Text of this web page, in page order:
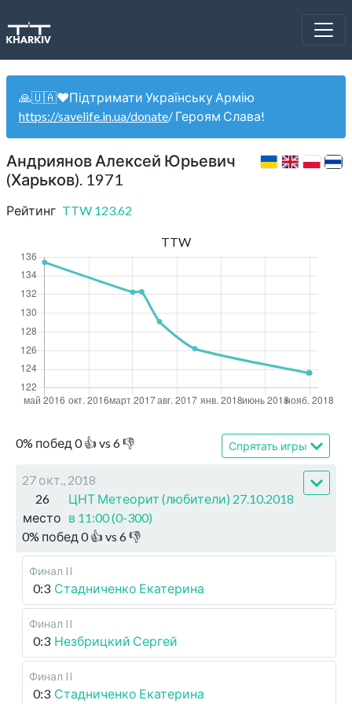
🙏🇺🇦❤️Підтримати Українську Армію
https://savelife.in.ua/donate/ Героям Слава!
Андриянов Алексей Юрьевич
(Харьков). 1971
Рейтинг TTW 123.62
0% побед 0👍 vs 6👎 Спрятать игры
27 окт., 2018
26
место
ЦНТ Метеорит (любители) 27.10.2018
в 11:00 (0-300)
0% побед 0👍 vs 6👎
Финал II
0:3 Стадниченко Екатерина
Финал II
0:3 Незбрицкий Сергей
Финал II
0:3 Стадниченко Екатерина
TTW